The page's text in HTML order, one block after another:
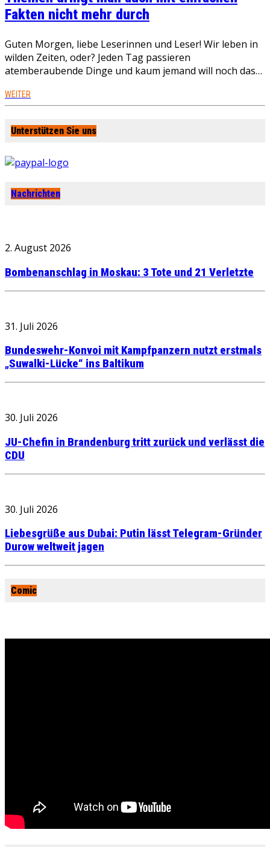
Fakten nicht mehr durch
Guten Morgen, liebe Leserinnen und Leser! Wir leben in
wilden Zeiten, oder? Jeden Tag passieren
atemberaubende Dinge und kaum jemand will noch das…
WEITER
Unterstützen Sie uns
Nachrichten
2. August 2026
Bombenanschlag in Moskau: 3 Tote und 21 Verletzte
31. Juli 2026
Bundeswehr-Konvoi mit Kampfpanzern nutzt erstmals
„Suwalki-Lücke“ ins Baltikum
30. Juli 2026
JU-Chefin in Brandenburg tritt zurück und verlässt die
CDU
30. Juli 2026
Liebesgrüße aus Dubai: Putin lässt Telegram-Gründer
Durow weltweit jagen
Comic